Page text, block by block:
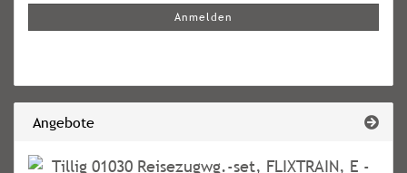
ANMELDUNG
Anmelden
Angebote